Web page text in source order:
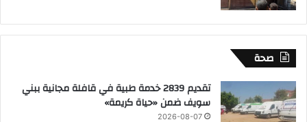
صحة
تقديم 2839 خدمة طبية في قافلة مجانية ببني
سويف ضمن «حياة كريمة»
2026-08-07